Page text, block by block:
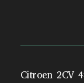
Citroen 2CV